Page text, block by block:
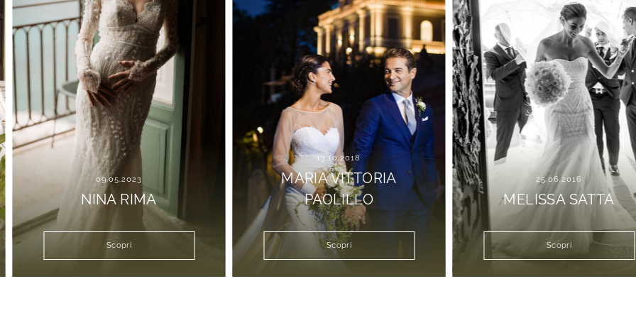
09.05.2023
NINA RIMA
13.10.2018
MARIA VITTORIA
PAOLILLO
Scopri
25.06.2016
MELISSA SATTA